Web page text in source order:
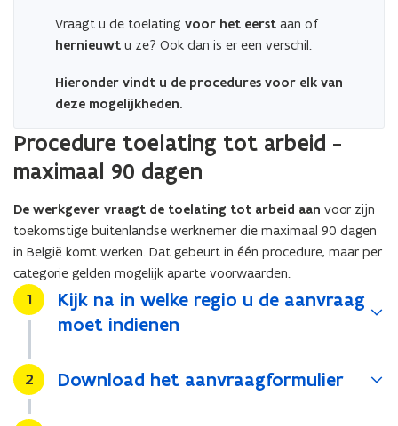
Vraagt u de toelating voor het eerst aan of
hernieuwt u ze? Ook dan is er een verschil.
Hieronder vindt u de procedures voor elk van
deze mogelijkheden.
Procedure toelating tot arbeid -
maximaal 90 dagen
De werkgever vraagt de toelating tot arbeid aan voor zijn
toekomstige buitenlandse werknemer die maximaal 90 dagen
in België komt werken. Dat gebeurt in één procedure, maar per
categorie gelden mogelijk aparte voorwaarden.
Stap
1
Kijk na in welke regio u de aanvraag
moet indienen
Stap
2 Download het aanvraagformulier